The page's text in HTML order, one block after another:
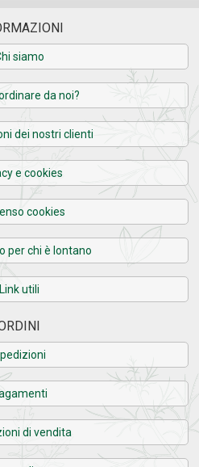
siamo
da noi?
dei nostri clienti
e cookies
cookies
per chi è lontano
Link utili
di vendita